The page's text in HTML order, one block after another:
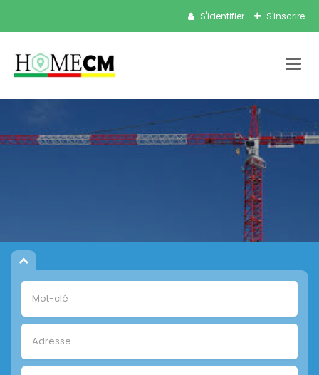
S'identifier S'inscrire